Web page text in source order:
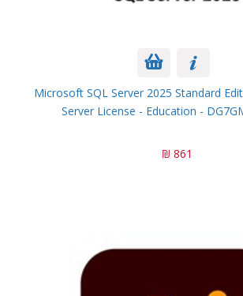
Microsoft SQL Server 2025 Standard
Server License - Education -
861 ₪